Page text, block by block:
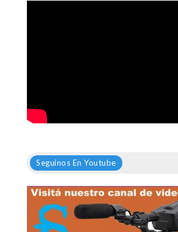
Seguinos En Youtube